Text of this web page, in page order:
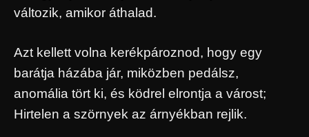
változik, amikor áthalad.
Azt kellett volna kerékpároznod, hogy egy
barátja házába jár, miközben pedálsz,
anomália tört ki, és ködrel elrontja a várost;
Hirtelen a szörnyek az árnyékban rejlik.